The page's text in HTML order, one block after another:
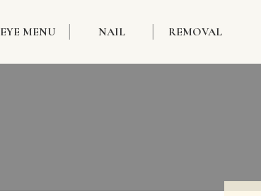
EYE MENU NAIL REMOVAL